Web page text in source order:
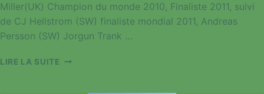
Miller(UK) Champion du monde 2010, Finaliste 2011, suivi
de CJ Hellstrom (SW) finaliste mondial 2011, Andreas
Persson (SW) Jorgun Trank …
LIRE LA SUITE ERIC